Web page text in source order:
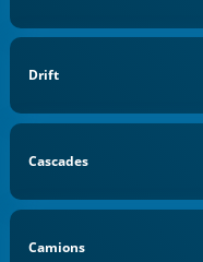
Drift
Cascades
Camions